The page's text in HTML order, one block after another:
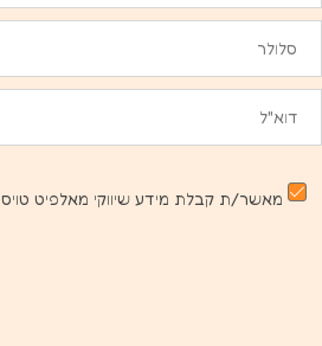
מאשר/ת קבלת מידע שיווקי מאלפיט טויס